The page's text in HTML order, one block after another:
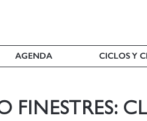
AGENDA CICLOS Y
FINESTRES: